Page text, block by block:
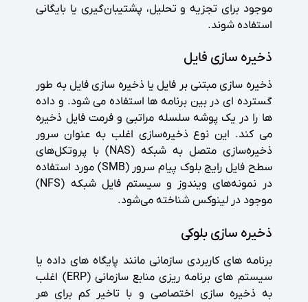
موجود برای تجزیه و تحلیل، پشتیبان‌گیری یا بایگانی
استفاده شوند.
ذخیره سازی فایل
ذخیره سازی مبتنی بر فایل یا ذخیره سازی فایل به طور
گسترده ای در بین برنامه ها استفاده می شود. و داده
ها را در یک پوشه سلسله مراتبی و فرمت فایل ذخیره
می کند. این نوع ذخیره‌سازی اغلب به عنوان سرور
ذخیره‌سازی متصل به شبکه (NAS) با پروتکل‌های
سطح فایل رایج بلوک پیام سرور (SMB) مورد استفاده
در نمونه‌های ویندوز و سیستم فایل شبکه (NFS)
موجود در لینوکس شناخته می‌شود.
ذخیره سازی بلوکی
برنامه های کاربردی سازمانی مانند پایگاه های داده یا
سیستم های برنامه ریزی منابع سازمانی (ERP) اغلب
به ذخیره سازی اختصاصی و با تاخیر کم برای هر